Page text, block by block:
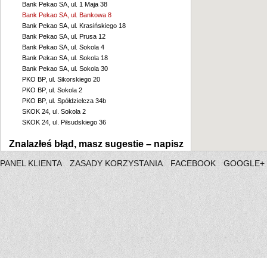
Bank Pekao SA, ul. 1 Maja 38
Bank Pekao SA, ul. Bankowa 8
Bank Pekao SA, ul. Krasińskiego 18
Bank Pekao SA, ul. Prusa 12
Bank Pekao SA, ul. Sokola 4
Bank Pekao SA, ul. Sokola 18
Bank Pekao SA, ul. Sokola 30
PKO BP, ul. Sikorskiego 20
PKO BP, ul. Sokola 2
PKO BP, ul. Spółdzielcza 34b
SKOK 24, ul. Sokola 2
SKOK 24, ul. Piłsudskiego 36
Znalazłeś błąd, masz sugestie – napisz
PANEL KLIENTA ZASADY KORZYSTANIA FACEBOOK GOOGLE+